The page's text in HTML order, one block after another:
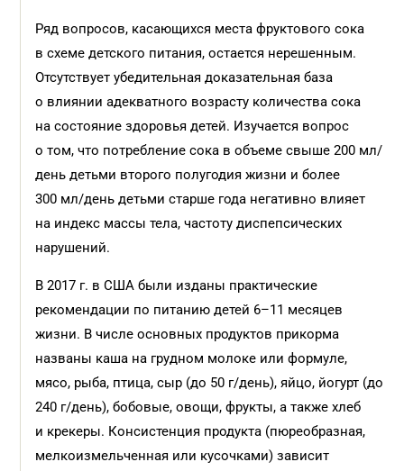
Ряд вопросов, касающихся места фруктового сока
в схеме детского питания, остается нерешенным.
Отсутствует убедительная доказательная база
о влиянии адекватного возрасту количества сока
на состояние здоровья детей. Изучается вопрос
о том, что потребление сока в объеме свыше 200 мл/
день детьми второго полугодия жизни и более
300 мл/день детьми старше года негативно влияет
на индекс массы тела, частоту диспепсических
нарушений.
В 2017 г. в США были изданы практические
рекомендации по питанию детей 6–11 месяцев
жизни. В числе основных продуктов прикорма
названы каша на грудном молоке или формуле,
мясо, рыба, птица, сыр (до 50 г/день), яйцо, йогурт (до
240 г/день), бобовые, овощи, фрукты, а также хлеб
и крекеры. Консистенция продукта (пюреобразная,
мелкоизмельченная или кусочками) зависит